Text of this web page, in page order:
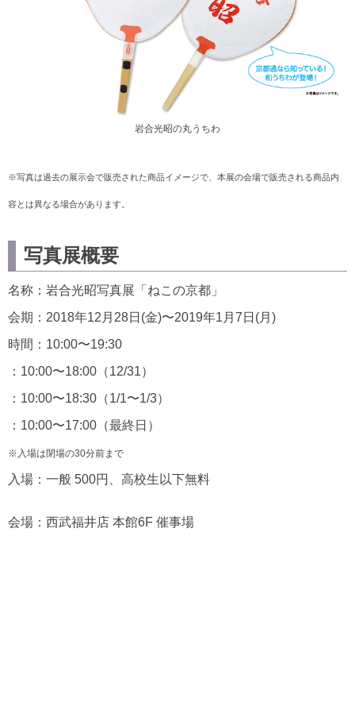
岩合光昭の丸うちわ
※写真は過去の展示会で販売された商品イメージで、本展の会場で販売される商品内
容とは異なる場合があります。
写真展概要
名称：岩合光昭写真展「ねこの京都」
会期：2018年12月28日(金)〜2019年1月7日(月)
時間：10:00〜19:30
：10:00〜18:00（12/31）
：10:00〜18:30（1/1〜1/3）
：10:00〜17:00（最終日）
※入場は閉場の30分前まで
入場：一般 500円、高校生以下無料
会場：西武福井店 本館6F 催事場